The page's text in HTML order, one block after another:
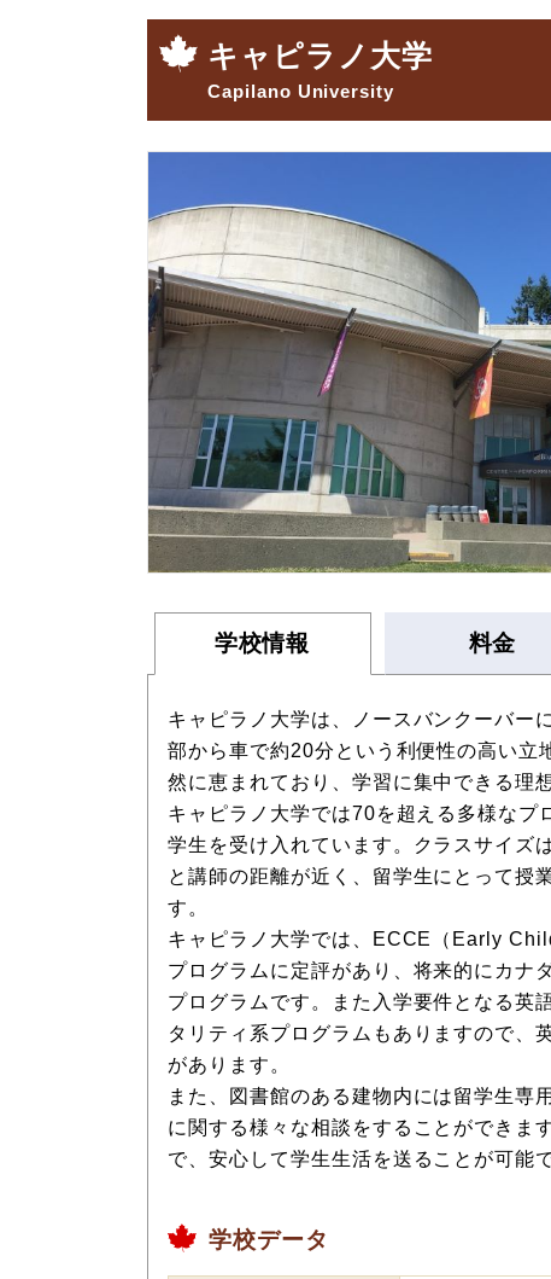
キャピラノ大学
Capilano University
学校情報 料金
キャピラノ大学は、ノースバンクーバー
部から車で約20分という利便性の高い立
然に恵まれており、学習に集中できる理
キャピラノ大学では70を超える多様なプ
学生を受け入れています。クラスサイズ
と講師の距離が近く、留学生にとって授
す。
キャピラノ大学では、ECCE（Early
プログラムに定評があり、将来的にカナ
プログラムです。また入学要件となる英
タリティ系プログラムもありますので、
があります。
また、図書館のある建物内には留学生専
に関する様々な相談をすることができま
で、安心して学生生活を送ることが可能で
学校データ